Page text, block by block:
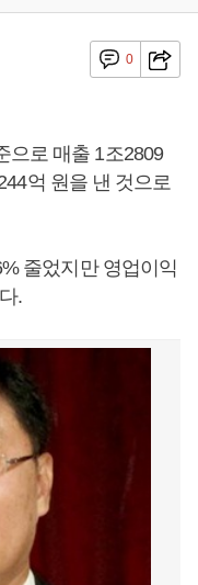
0
으로 매출 1조2809
억 원을 낸 것으로
줄었지만 영업이익
.